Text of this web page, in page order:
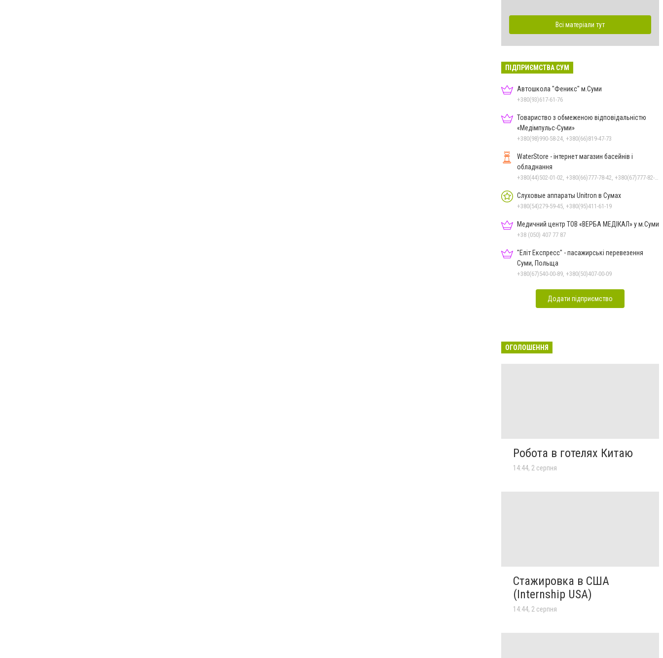
Всі матеріали тут
ПІДПРИЄМСТВА СУМ
Автошкола "Феникс" м.Суми
+380(93)617-61-76
Товариство з обмеженою відповідальністю
«Медімпульс-Суми»
+380(98)990-58-24, +380(66)819-47-73
WaterStore - інтернет магазин басейнів і
обладнання
Слуховые аппараты Unitron в Сумах
+380(54)279-59-45, +380(95)411-61-19
Медичний центр ТОВ «ВЕРБА МЕДІКАЛ» у м.Суми
+38 (050) 407 77 87
"Еліт Експресс" - пасажирські перевезення
Суми, Польща
+380(67)540-00-89, +380(50)407-00-09
Додати підприємство
ОГОЛОШЕННЯ
Робота в готелях Китаю
14:44, 2 серпня
Стажировка в США
(Internship USA)
14:44, 2 серпня